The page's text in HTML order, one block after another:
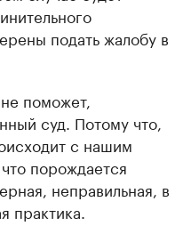
подать жалобу в
поможет,
суд. Потому что,
с нашим
порождается
неправильная, в
практика.